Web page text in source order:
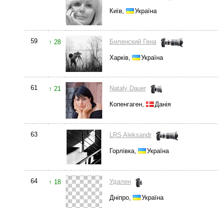
Київ, Україна
59 ↑ 28 Биленский Гена
Харків, Україна
61 ↑ 21 Nataly Dauer
Копенгаген, Данія
63 LRS Aleksandr
Горлівка, Україна
64 ↑ 18 Удален
Дніпро, Україна